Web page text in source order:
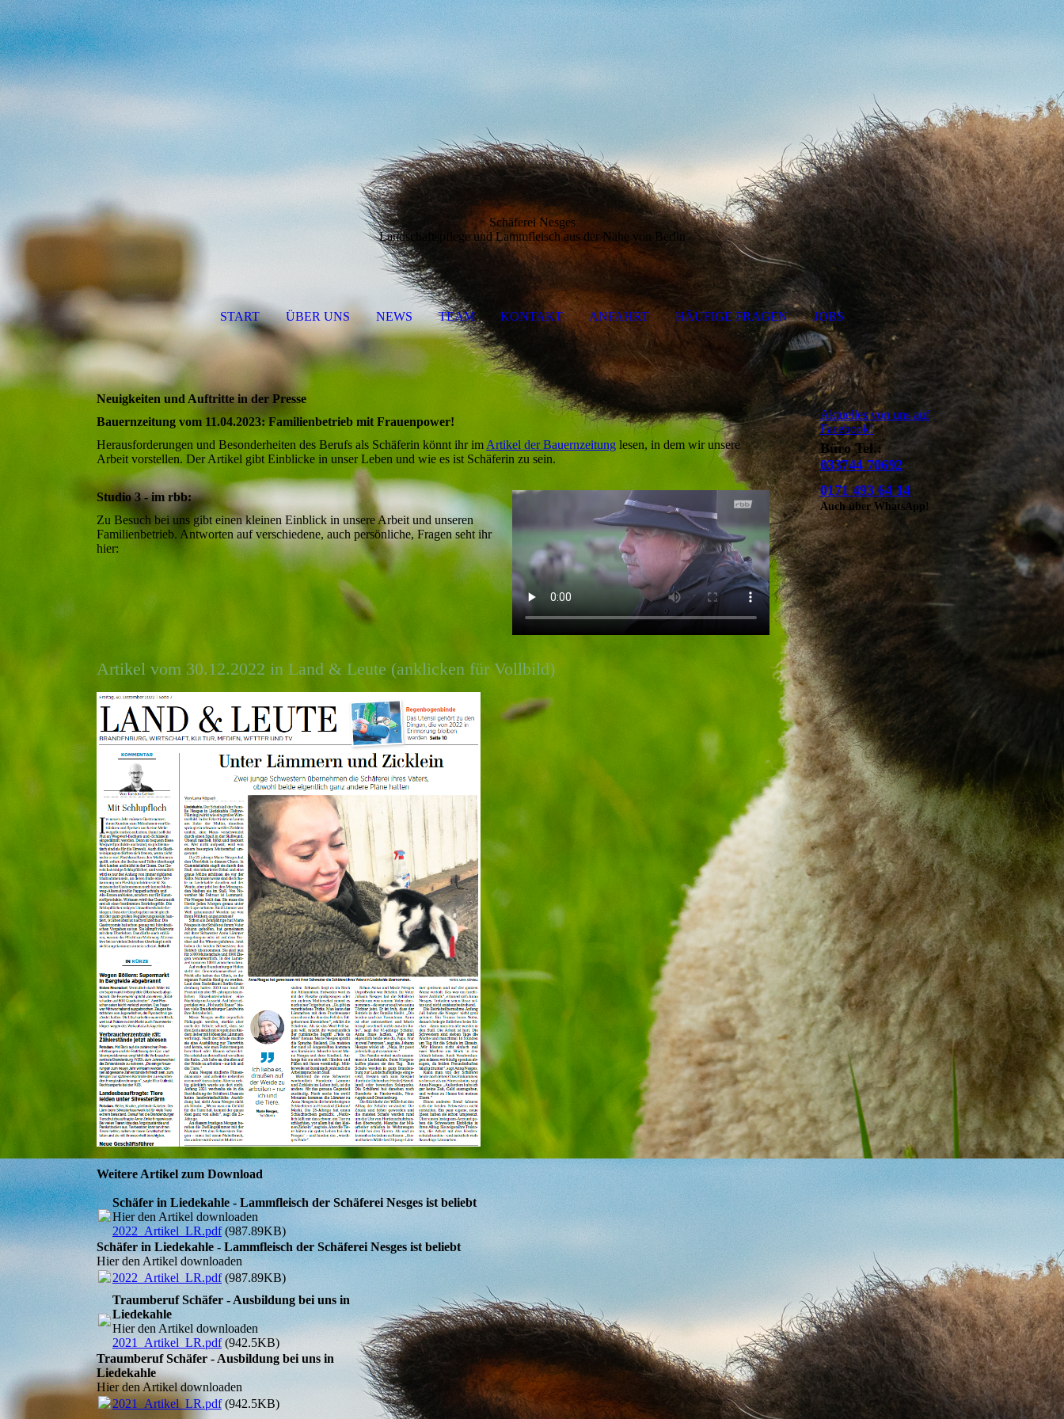
Schäferei Nesges
Landschaftspflege und Lammfleisch aus der Nähe von Berlin
START ÜBER UNS NEWS TEAM KONTAKT ANFAHRT HÄUFIGE FRAGEN JOBS
Neuigkeiten und Auftritte in der Presse
Bauernzeitung vom 11.04.2023: Familienbetrieb mit Frauenpower!
Herausforderungen und Besonderheiten des Berufs als Schäferin könnt ihr im Artikel der Bauernzeitung lesen, in dem wir unsere
Arbeit vorstellen. Der Artikel gibt Einblicke in unser Leben und wie es ist Schäferin zu sein.
Studio 3 - im rbb:
Zu Besuch bei uns gibt einen kleinen Einblick in unsere Arbeit und unseren
Familienbetrieb. Antworten auf verschiedene, auch persönliche, Fragen seht ihr
hier:
Artikel vom 30.12.2022 in Land & Leute (anklicken für Vollbild)
Weitere Artikel zum Download
Schäfer in Liedekahle - Lammfleisch der Schäferei Nesges ist beliebt
Hier den Artikel downloaden
2022_Artikel_LR.pdf(987.89KB)
Schäfer in Liedekahle - Lammfleisch der Schäferei Nesges ist beliebt
Hier den Artikel downloaden
2022_Artikel_LR.pdf(987.89KB)
Traumberuf Schäfer - Ausbildung bei uns in
Liedekahle
Hier den Artikel downloaden
2021_Artikel_LR.pdf(942.5KB)
Traumberuf Schäfer - Ausbildung bei uns in
Liedekahle
Hier den Artikel downloaden
2021_Artikel_LR.pdf(942.5KB)
Aktuelles von uns auf
Facebook!
Büro Tel.:
033744 70692
0171 493 64 14
Auch über WhatsApp!